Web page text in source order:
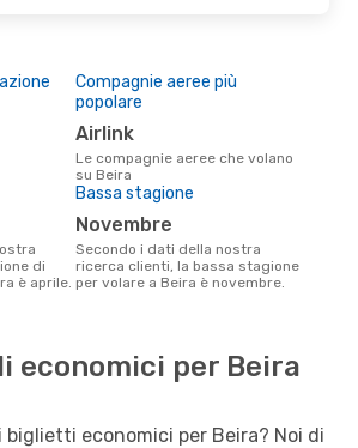
Compagnie aeree più
popolare
Airlink
Le compagnie aeree che volano
su Beira
di
è aprile.
Bassa stagione
novembre
Secondo i dati della nostra
ricerca clienti, la bassa stagione
per volare a Beira è novembre.
economici per Beira
biglietti economici per Beira? Noi di